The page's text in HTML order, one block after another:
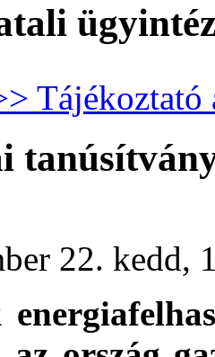
Tájékoztató
22. kedd,